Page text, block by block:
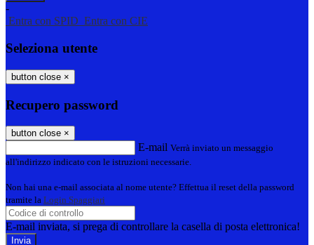
-
Entra con SPID Entra con CIE
Seleziona utente
button close ×
Recupero password
button close ×
E-mail Verrà inviato un messaggio
all'indirizzo indicato con le istruzioni necessarie.
Non hai una e-mail associata al nome utente? Effettua il reset della password
tramite la Login Spaggiari
E-mail inviata, si prega di controllare la casella di posta elettronica!